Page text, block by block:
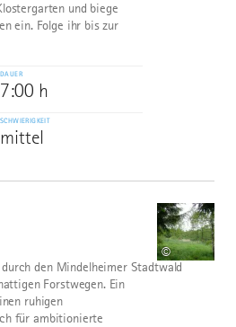
und biege
ein. Folge ihr bis zur
DAUER
7:00 h
SCHWIERIGKEIT
mittel
©
den Mindelheimer Stadtwald
Forstwegen. Ein
ruhigen
für ambitionierte